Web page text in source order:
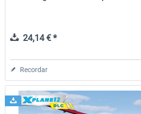
24,14 € *
Recordar